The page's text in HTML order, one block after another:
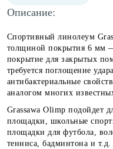
Описание:
Спортивный линолеум
толщиной покрытия 6 мм —
покрытие для закрытых
требуется поглощение
антибактериальные
аналогом многих
Grassawa Olimp подойдет
площадки, школьные
площадки для футбола,
тенниса, бадминтона и т.д.